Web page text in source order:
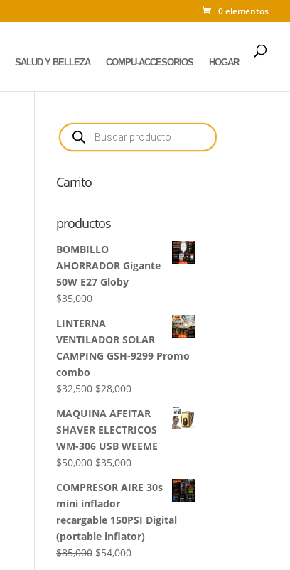
0 elementos
SALUD Y BELLEZA COMPU-ACCESORIOS HOGAR
Búsqueda
de
productos
Carrito
productos
BOMBILLO
AHORRADOR Gigante
50W E27 Globy
$35,000
LINTERNA
VENTILADOR SOLAR
CAMPING GSH-9299 Promo
combo
$32,500 El
original
era:
$32,500.
$28,000El
actual
es:
$28,000.
MAQUINA AFEITAR
SHAVER ELECTRICOS
WM-306 USB WEEME
$50,000 El
original
era:
$50,000.
$35,000El
actual
$35,000.
COMPRESOR AIRE 30s
mini inflador
recargable 150PSI Digital
(portable inflator)
$85,000 El
$54,000El